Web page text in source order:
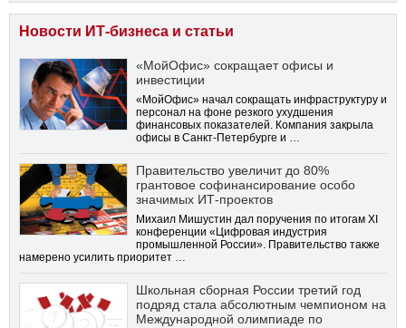
Новости ИТ-бизнеса и статьи
«МойОфис» сокращает офисы и
инвестиции
«МойОфис» начал сокращать инфраструктуру и
персонал на фоне резкого ухудшения
финансовых показателей. Компания закрыла
офисы в Санкт-Петербурге и …
Правительство увеличит до 80%
грантовое софинансирование особо
значимых ИТ-проектов
Михаил Мишустин дал поручения по итогам XI
конференции «Цифровая индустрия
промышленной России». Правительство также
намерено усилить приоритет …
Школьная сборная России третий год
подряд стала абсолютным чемпионом на
Международной олимпиаде по